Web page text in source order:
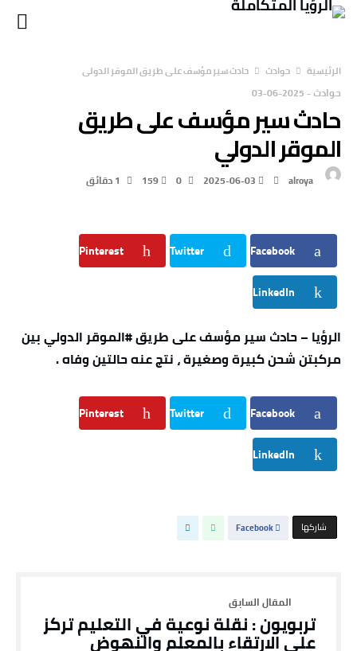
‫الرئيسية‬ حوادث حادث سير مؤسف على طريق الموقر الدولي
حوادث -
2025-06-03
حادث سير مؤسف على طريق
الموقر الدولي
alroya
2025-06-03
159 1 ‫دقائق‬
Facebook
Twitter
Pinterest
LinkedIn
الرؤيا – حادث سير مؤسف على طريق #الموقر الدولي بين
مركبتن شحن كبيرة وصغيرة ، نتج عنه حالتين وفاه .
Facebook
Twitter
Pinterest
LinkedIn
‫‫ شاركها‬ Facebook
تربويون : نقلة نوعية في التعليم تركز
على الارتقاء بالمعلم والنهوض